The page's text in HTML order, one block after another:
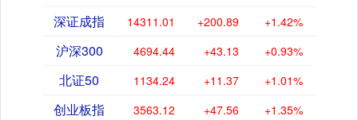
深证成指 14311.01 +200.89 +1.42%
沪深300 4694.44 +43.13 +0.93%
北证50 1134.24 +11.37 +1.01%
创业板指 3563.12 +47.56 +1.35%